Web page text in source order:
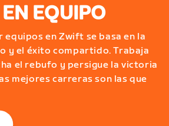
EQUIPO
en Zwift se basa en la
y el éxito compartido. Trabaja
el rebufo y persigue la victoria
mejores carreras son las que